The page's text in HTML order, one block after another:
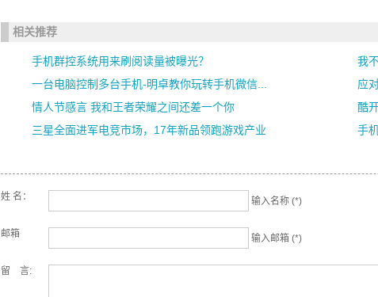
相关推荐
手机群控系统用来刷阅读量被曝光？
我
一台电脑控制多台手机-明卓教你玩转手机微信...
应
情人节感言 我和王者荣耀之间还差一个你
酷
三星全面进军电竞市场，17年新品领跑游戏产业
手
姓 名： 输入名称 (*)
邮箱 输入邮箱 (*)
留 言: